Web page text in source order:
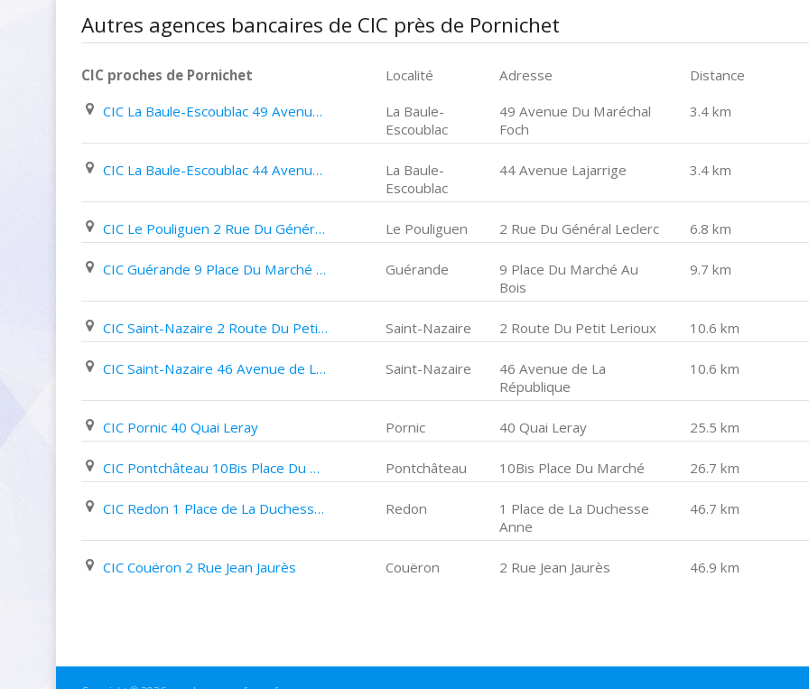
Autres agences bancaires de CIC près de Pornichet
CIC proches de Pornichet Localité Adresse
Distance
CIC La Baule-Escoublac 49 Avenue Du Maréchal Foch
La Baule-
Escoublac
49 Avenue Du Maréchal
Foch
3.4 km
CIC La Baule-Escoublac 44 Avenue Lajarrige
La Baule-
Escoublac
44 Avenue Lajarrige 3.4 km
CIC Le Pouliguen 2 Rue Du Général Leclerc Le Pouliguen 2 Rue Du Général Leclerc 6.8 km
CIC Guérande 9 Place Du Marché Au Bois Guérande
9 Place Du Marché Au
Bois
9.7 km
CIC Saint-Nazaire 2 Route Du Petit Lerioux Saint-Nazaire 2 Route Du Petit Lerioux 10.6 km
CIC Saint-Nazaire 46 Avenue de La République Saint-Nazaire
46 Avenue de La
République
10.6 km
CIC Pornic 40 Quai Leray Pornic 40 Quai Leray 25.5 km
CIC Pontchâteau 10Bis Place Du Marché Pontchâteau 10Bis Place Du Marché 26.7 km
CIC Redon 1 Place de La Duchesse Anne Redon
1 Place de La Duchesse
Anne
46.7 km
CIC Couëron 2 Rue Jean Jaurès Couëron 2 Rue Jean Jaurès 46.9 km